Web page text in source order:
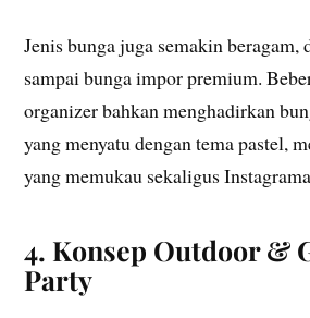
Jenis bunga juga semakin beragam,
sampai bunga impor premium.
organizer bahkan menghadirkan
yang menyatu dengan tema pastel,
yang memukau sekaligus
4. Konsep Outdoor &
Party